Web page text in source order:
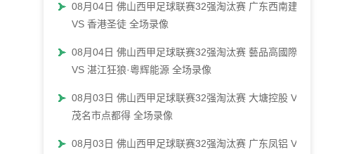
08月04日 佛山西甲足球联赛32强淘汰赛 广东西南建设
VS 香港圣徒 全场录像
08月04日 佛山西甲足球联赛32强淘汰赛 藝品高國際
VS 湛江狂狼·粵辉能源 全场录像
08月03日 佛山西甲足球联赛32强淘汰赛 大塘控股 VS
茂名市点都得 全场录像
08月03日 佛山西甲足球联赛32强淘汰赛 广东凤铝 VS